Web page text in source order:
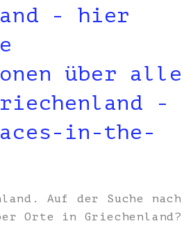
- hier
über alle
-
in-the-
Auf der Suche nach
Orte in Griechenland?